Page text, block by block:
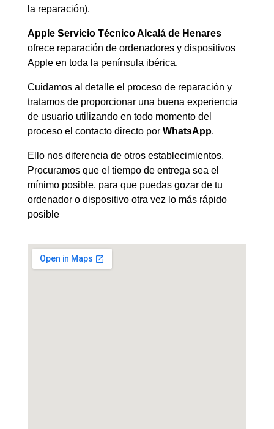
la reparación).
Apple Servicio Técnico Alcalá de Henares
ofrece reparación de ordenadores y dispositivos
Apple en toda la península ibérica.
Cuidamos al detalle el proceso de reparación y
tratamos de proporcionar una buena experiencia
de usuario utilizando en todo momento del
proceso el contacto directo por WhatsApp.
Ello nos diferencia de otros establecimientos.
Procuramos que el tiempo de entrega sea el
mínimo posible, para que puedas gozar de tu
ordenador o dispositivo otra vez lo más rápido
posible